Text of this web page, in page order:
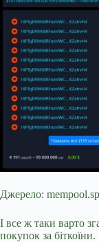
Джерело:
І все ж таки варто
покупок за біткоїни.